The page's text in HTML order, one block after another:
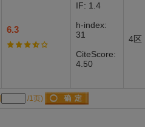
6.3
IF: 1.4
h-index:
31
CiteScore:
4.50
4区
/1页)